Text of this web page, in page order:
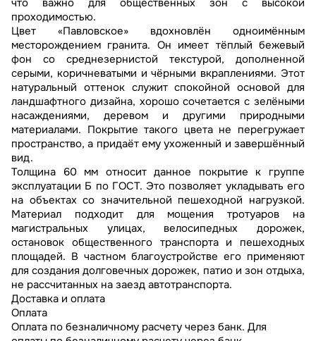
что важно для общественных зон с высокой
проходимостью.
Цвет «Павловское» вдохновлён одноимённым
месторождением гранита. Он имеет тёплый бежевый
фон со среднезернистой текстурой, дополненной
серыми, коричневатыми и чёрными вкраплениями. Этот
натуральный оттенок служит спокойной основой для
ландшафтного дизайна, хорошо сочетается с зелёными
насаждениями, деревом и другими природными
материалами. Покрытие такого цвета не перегружает
пространство, а придаёт ему ухоженный и завершённый
вид.
Толщина 60 мм относит данное покрытие к группе
эксплуатации Б по ГОСТ. Это позволяет укладывать его
на объектах со значительной пешеходной нагрузкой.
Материал подходит для мощения тротуаров на
магистральных улицах, велосипедных дорожек,
остановок общественного транспорта и пешеходных
площадей. В частном благоустройстве его применяют
для создания долговечных дорожек, патио и зон отдыха,
не рассчитанных на заезд автотранспорта.
Доставка и оплата
Оплата
Оплата по безналичному расчету через банк. Для